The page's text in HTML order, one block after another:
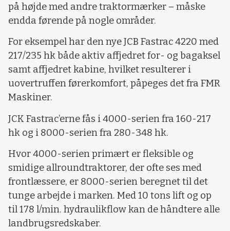
på højde med andre traktormærker – måske
endda førende på nogle områder.
For eksempel har den nye JCB Fastrac 4220 med
217/235 hk både aktiv affjedret for- og bagaksel
samt affjedret kabine, hvilket resulterer i
uovertruffen førerkomfort, påpeges det fra FMR
Maskiner.
JCK Fastrac’erne fås i 4000-serien fra 160-217
hk og i 8000-serien fra 280-348 hk.
Hvor 4000-serien primært er fleksible og
smidige allroundtraktorer, der ofte ses med
frontlæssere, er 8000-serien beregnet til det
tunge arbejde i marken. Med 10 tons lift og op
til 178 l/min. hydraulikflow kan de håndtere alle
landbrugsredskaber.